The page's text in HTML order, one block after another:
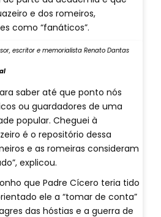
e dos romeiros,
como “fanáticos”.
escritor e memorialista Renato Dantas
saber até que ponto nós
ou guardadores de uma
popular. Cheguei à
é o repositório dessa
e as romeiras consideram
explicou.
que Padre Cícero teria tido
ele a “tomar de conta”
das hóstias e a guerra de